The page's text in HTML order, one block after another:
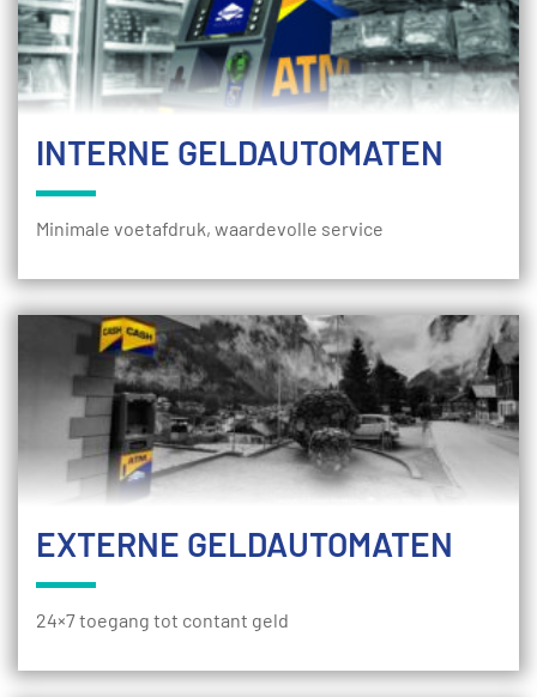
INTERNE GELDAUTOMATEN
Minimale voetafdruk, waardevolle service
EXTERNE GELDAUTOMATEN
24×7 toegang tot contant geld